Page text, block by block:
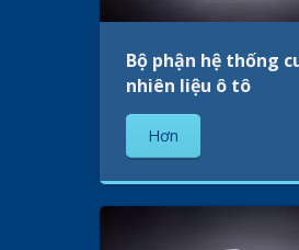
Bộ phận hệ thống
nhiên liệu ô tô
Hơn